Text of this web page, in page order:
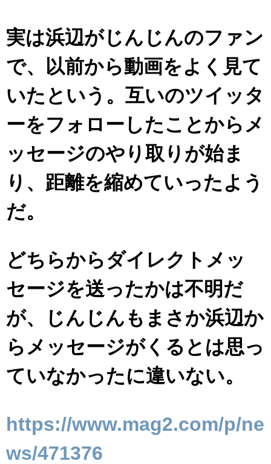
実は浜辺がじんじんのファン
で、以前から動画をよく見て
いたという。互いのツイッタ
ーをフォローしたことからメ
ッセージのやり取りが始ま
り、距離を縮めていったよう
だ。
どちらからダイレクトメッ
セージを送ったかは不明だ
が、じんじんもまさか浜辺か
らメッセージがくるとは思っ
ていなかったに違いない。
https://www.mag2.com/p/ne
ws/471376